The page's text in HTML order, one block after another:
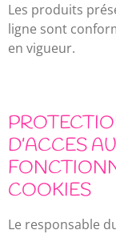
Les produits
ligne sont
en vigueur.
D’ACCES
COOKIES
Le responsable